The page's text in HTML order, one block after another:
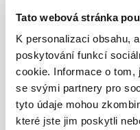
Tato webová stránka
K personalizaci obsahu,
poskytování funkcí
cookie. Informace o
se svými partnery pro
tyto údaje mohou
které jste jim poskytli
Regionálních rad
31.8.2018
04. října 2018
Zpráva o vývoji
dobrovolných
Regionálních rad